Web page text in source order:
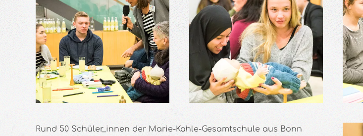
Rund 50 Schüler_innen der Marie-Kahle-Gesamtschule aus Bonn